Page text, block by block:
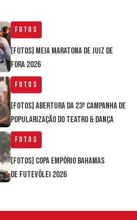
Fotos
[FOTOS] Meia Maratona de Juiz de
Fora 2026
Fotos
[FOTOS] Abertura da 23ª Campanha de
Popularização do Teatro & Dança
Fotos
[FOTOS] Copa Empório Bahamas
de Futevôlei 2026